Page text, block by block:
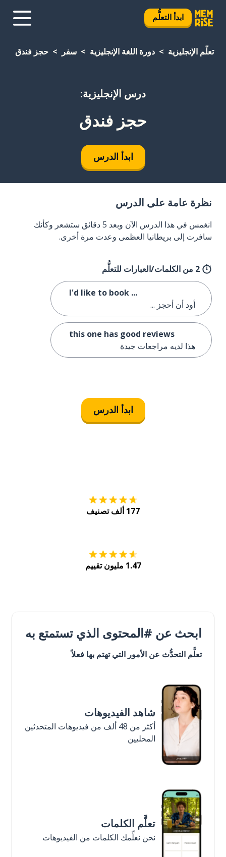
ابدأ التعلُّم
تعلَّم الإنجليزية دورة اللغة الإنجليزية سفر حجز فندق
درس الإنجليزية:
حجز فندق
ابدأ الدرس
نظرة عامة على الدرس
انغمس في هذا الدرس الآن وبعد 5 دقائق ستشعر وكأنك
سافرت إلى بريطانيا العظمى وعدت مرة أخرى.
2 من الكلمات/العبارات للتعلُّم
I'd like to book ...
أود أن أحجز ...
this one has good reviews
هذا لديه مراجعات جيدة
ابدأ الدرس
177 ألف تصنيف
1.47 مليون تقييم
ابحث عن #المحتوى الذي تستمتع به
تعلَّم التحدُّث عن الأمور التي تهتم بها فعلاً
شاهد الفيديوهات
أكثر من 48 ألف من فيديوهات المتحدثين
المحليين
تعلَّم الكلمات
نحن نعلِّمك الكلمات من الفيديوهات